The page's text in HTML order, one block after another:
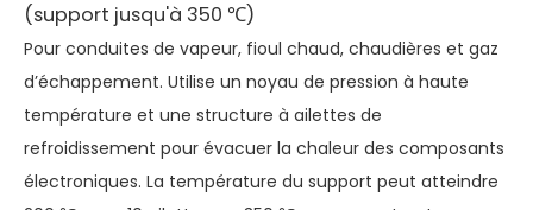
(support jusqu'à 350 ℃)
Pour conduites de vapeur, fioul chaud, chaudières et gaz
d’échappement. Utilise un noyau de pression à haute
température et une structure à ailettes de
refroidissement pour évacuer la chaleur des composants
électroniques. La température du support peut atteindre